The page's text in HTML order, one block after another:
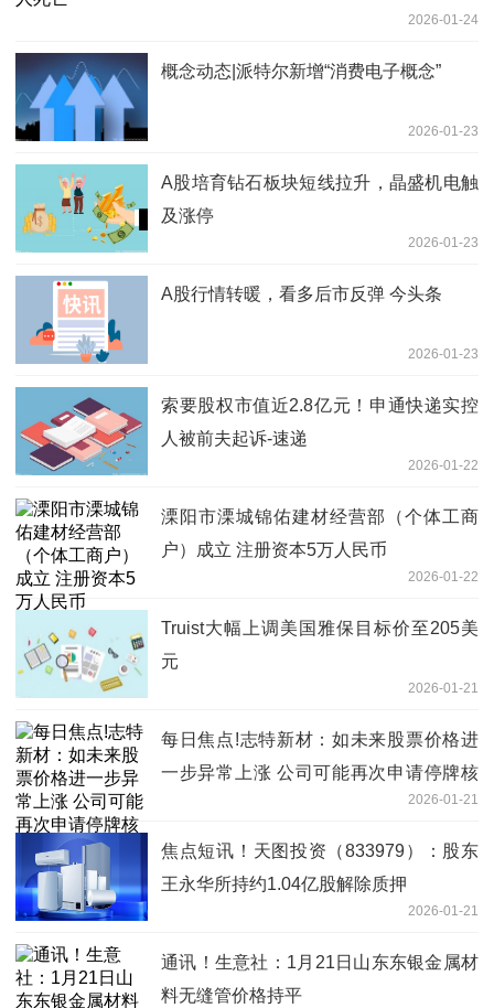
2026-01-24
概念动态|派特尔新增“消费电子概念”
2026-01-23
A股培育钻石板块短线拉升，晶盛机电触
及涨停
2026-01-23
A股行情转暖，看多后市反弹 今头条
2026-01-23
索要股权市值近2.8亿元！申通快递实控
人被前夫起诉-速递
2026-01-22
溧阳市溧城锦佑建材经营部（个体工商
户）成立 注册资本5万人民币
2026-01-22
Truist大幅上调美国雅保目标价至205美
元
2026-01-21
每日焦点!志特新材：如未来股票价格进
一步异常上涨 公司可能再次申请停牌核
2026-01-21
焦点短讯！天图投资（833979）：股东
王永华所持约1.04亿股解除质押
2026-01-21
通讯！生意社：1月21日山东东银金属材
料无缝管价格持平